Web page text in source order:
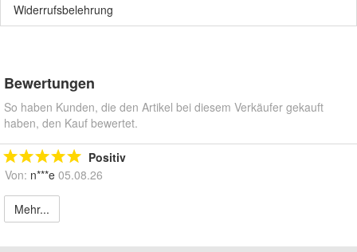
Widerrufsbelehrung
Bewertungen
So haben Kunden, die den Artikel bei diesem Verkäufer gekauft
haben, den Kauf bewertet.
Positiv
Von: n***e 05.08.26
Mehr...